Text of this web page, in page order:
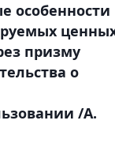
особенности
призму
о
/А.